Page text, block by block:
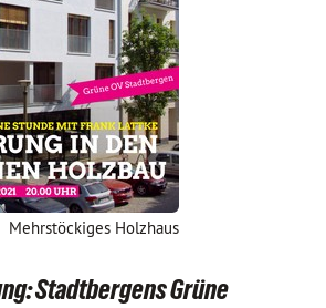
Mehrstöckiges Holzhaus
Stadtbergens Grüne